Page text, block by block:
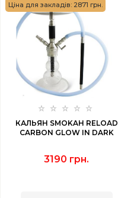
Ціна для закладів: 2871 грн.
КАЛЬЯН SMOKAH RELOAD
CARBON GLOW IN DARK
3190 грн.